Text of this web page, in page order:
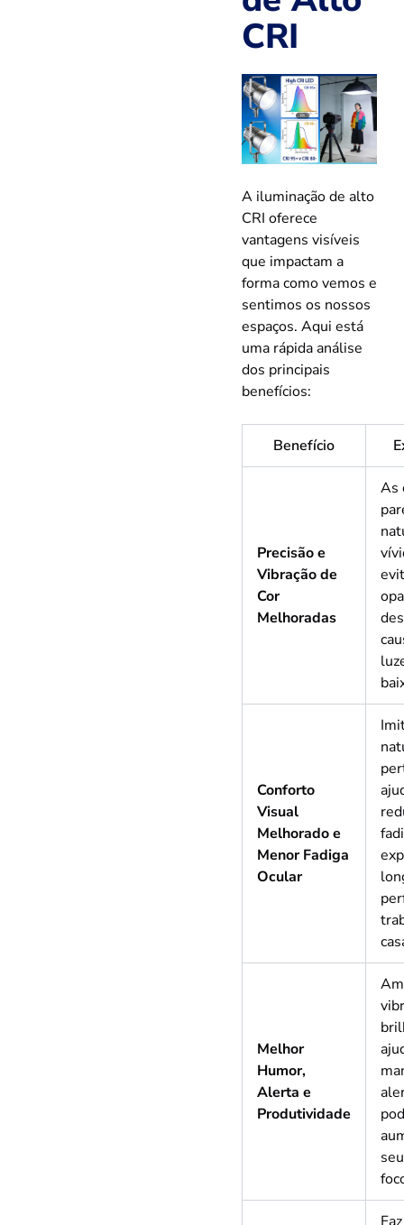
CRI
A iluminação de alto
CRI oferece
vantagens visíveis
que impactam a
forma como vemos e
sentimos os nossos
espaços. Aqui está
uma rápida análise
dos principais
benefícios:
Benefício
Precisão e
Vibração de
Cor
Melhoradas
As
Conforto
Visual
Melhorado e
Menor Fadiga
Ocular
Melhor
Humor,
Alerta e
Produtividade